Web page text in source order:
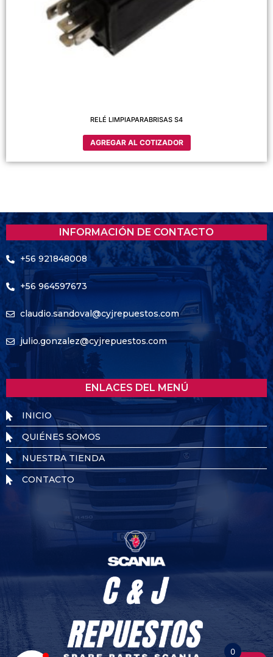
RELÉ LIMPIAPARABRISAS S4
AGREGAR AL COTIZADOR
ENLACES DEL MENÚ
INICIO
QUIÉNES SOMOS
NUESTRA TIENDA
CONTACTO
INFORMACIÓN DE CONTACTO
+56 921848008
+56 964597673
claudio.sandoval@cyjrepuestos.com
julio.gonzalez@cyjrepuestos.com
0